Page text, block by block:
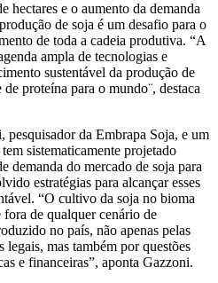
hectares e o aumento da demanda
de soja é um desafio para o
de toda a cadeia produtiva. “A
ampla de tecnologias e
sustentável da produção de
proteína para o mundo¨, destaca
da Embrapa Soja, e um
sistematicamente projetado
demanda do mercado de soja para
estratégias para alcançar esses
“O cultivo da soja no bioma
de qualquer cenário de
no país, não apenas pelas
legais, mas também por questões
e financeiras”, aponta Gazzoni.